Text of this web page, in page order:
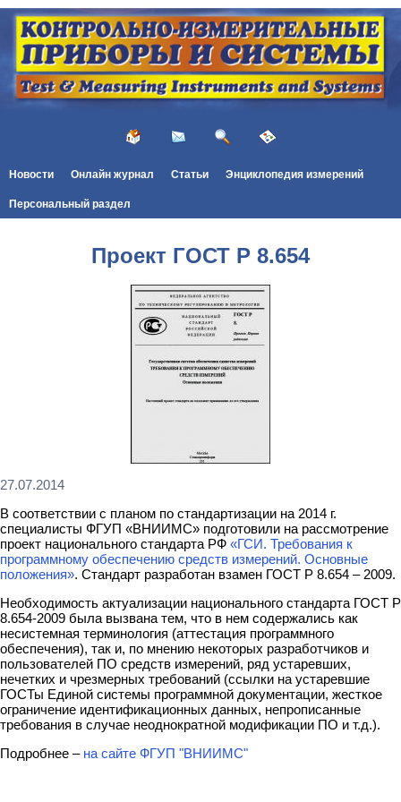
Новости Онлайн журнал Статьи Энциклопедия измерений
Персональный раздел
Проект ГОСТ Р 8.654
27.07.2014
В соответствии с планом по стандартизации на 2014 г.
специалисты ФГУП «ВНИИМС» подготовили на рассмотрение
проект национального стандарта РФ «ГСИ. Требования к
программному обеспечению средств измерений. Основные
положения». Стандарт разработан взамен ГОСТ Р 8.654 – 2009.
Необходимость актуализации национального стандарта ГОСТ Р
8.654-2009 была вызвана тем, что в нем содержались как
несистемная терминология (аттестация программного
обеспечения), так и, по мнению некоторых разработчиков и
пользователей ПО средств измерений, ряд устаревших,
нечетких и чрезмерных требований (ссылки на устаревшие
ГОСТы Единой системы программной документации, жесткое
ограничение идентификационных данных, непрописанные
требования в случае неоднократной модификации ПО и т.д.).
Подробнее – на сайте ФГУП "ВНИИМС"